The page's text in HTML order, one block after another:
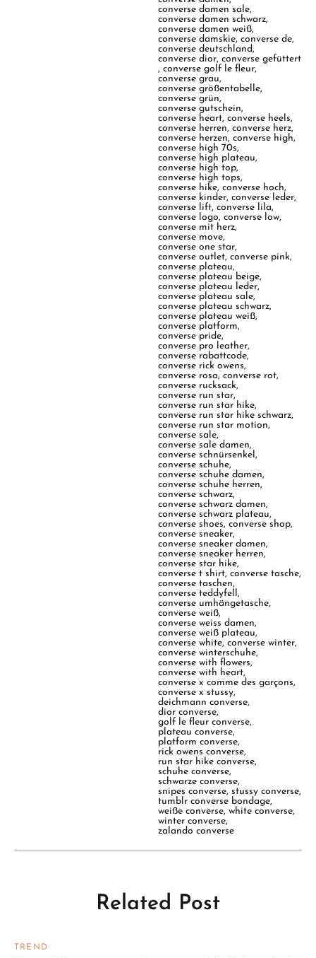
converse damen sale,
converse damen schwarz,
converse damen weiß,
converse damskie,converse de,
converse deutschland,
converse dior,converse gefüttert
,converse golf le fleur,
converse grau,
converse größentabelle,
converse grün,
converse gutschein,
converse heart,converse heels,
converse herren,converse herz,
converse herzen,converse high,
converse high 70s,
converse high plateau,
converse high top,
converse high tops,
converse hike,converse hoch,
converse kinder,converse leder,
converse lift,converse lila,
converse logo,converse low,
converse mit herz,
converse move,
converse one star,
converse outlet,converse pink,
converse plateau,
converse plateau beige,
converse plateau leder,
converse plateau sale,
converse plateau schwarz,
converse plateau weiß,
converse platform,
converse pride,
converse pro leather,
converse rabattcode,
converse rick owens,
converse rosa,converse rot,
converse rucksack,
converse run star,
converse run star hike,
converse run star hike schwarz,
converse run star motion,
converse sale,
converse sale damen,
converse schnürsenkel,
converse schuhe,
converse schuhe damen,
converse schuhe herren,
converse schwarz,
converse schwarz damen,
converse schwarz plateau,
converse shoes,converse shop,
converse sneaker,
converse sneaker damen,
converse sneaker herren,
converse star hike,
converse t shirt,converse tasche,
converse taschen,
converse teddyfell,
converse umhängetasche,
converse weiß,
converse weiss damen,
converse weiß plateau,
converse white,converse winter,
converse winterschuhe,
converse with flowers,
converse with heart,
converse x comme des garçons,
converse x stussy,
deichmann converse,
dior converse,
golf le fleur converse,
plateau converse,
platform converse,
rick owens converse,
run star hike converse,
schuhe converse,
schwarze converse,
snipes converse,stussy converse,
tumblr converse bondage,
weiße converse,white converse,
winter converse,
zalando converse
Related Post
TREND